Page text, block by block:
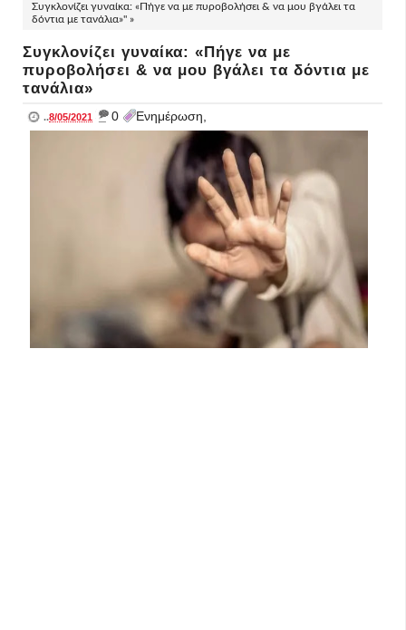
Συγκλονίζει γυναίκα: «Πήγε να με πυροβολήσει & να μου βγάλει τα
δόντια με τανάλια»" »
Συγκλονίζει γυναίκα: «Πήγε να με
πυροβολήσει & να μου βγάλει τα δόντια με
τανάλια»
..8/05/2021 _ 0 Ενημέρωση,